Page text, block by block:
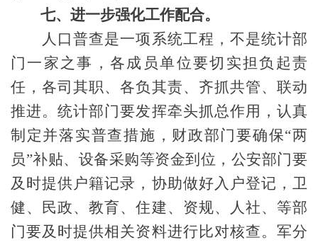
七、进一步强化工作配合。
人口普查是一项系统工程，不是统计部
门一家之事，各成员单位要切实担负起责
任，各司其职、各负其责、齐抓共管、联动
推进。统计部门要发挥牵头抓总作用，认真
制定并落实普查措施，财政部门要确保“两
员”补贴、设备采购等资金到位，公安部门要
及时提供户籍记录，协助做好入户登记，卫
健、民政、教育、住建、资规、人社、等部
门要及时提供相关资料进行比对核查。军分